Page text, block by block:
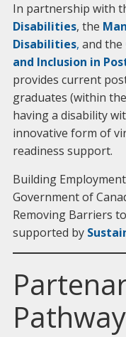
In partnership with
Disabilities, the
Disabilities, and the
and Inclusion in
provides current
graduates (within
having a disability
innovative form of
readiness support.
Building
Government of
Removing Barriers
supported by